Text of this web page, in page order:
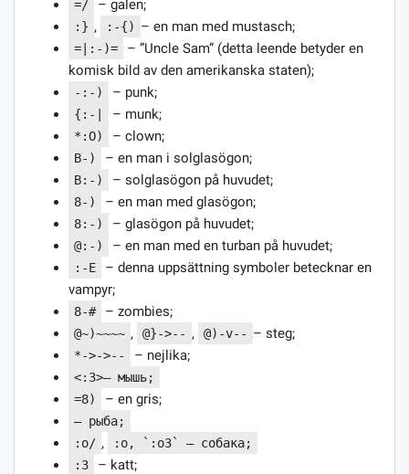
=/ – galen;
:} , :-{) – en man med mustasch;
=|:-)=
– ”Uncle Sam” (detta leende betyder en
komisk bild av den amerikanska staten);
-:-) – punk;
{:-| – munk;
*:O) – clown;
B-) – en man i solglasögon;
B:-) – solglasögon på huvudet;
8-) – en man med glasögon;
8:-) – glasögon på huvudet;
@:-) – en man med en turban på huvudet;
:-E
– denna uppsättning symboler betecknar en
vampyr;
8-# – zombies;
@~)~~~~ , @}->-- , @)-v-- – steg;
*->->-- – nejlika;
<:3>— мышь;
=8)
– en gris;
— рыба;
:o/ ,
:o, `:o3` — собака;
:3
– katt;